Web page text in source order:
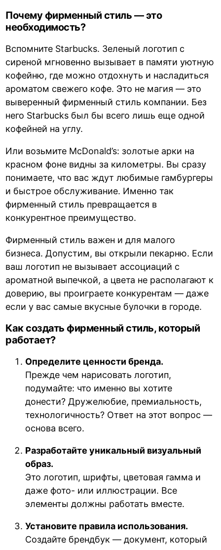
Почему фирменный стиль — это
необходимость?
Вспомните Starbucks. Зеленый логотип с
сиреной мгновенно вызывает в памяти уютную
кофейню, где можно отдохнуть и насладиться
ароматом свежего кофе. Это не магия — это
выверенный фирменный стиль компании. Без
него Starbucks был бы всего лишь еще одной
кофейней на углу.
Или возьмите McDonald’s: золотые арки на
красном фоне видны за километры. Вы сразу
понимаете, что вас ждут любимые гамбургеры
и быстрое обслуживание. Именно так
фирменный стиль превращается в
конкурентное преимущество.
Фирменный стиль важен и для малого
бизнеса. Допустим, вы открыли пекарню. Если
ваш логотип не вызывает ассоциаций с
ароматной выпечкой, а цвета не располагают к
доверию, вы проиграете конкурентам — даже
если у вас самые вкусные булочки в городе.
Как создать фирменный стиль, который
работает?
Определите ценности бренда.
Прежде чем нарисовать логотип,
подумайте: что именно вы хотите
донести? Дружелюбие, премиальность,
технологичность? Ответ на этот вопрос —
основа всего.
Разработайте уникальный визуальный
образ.
Это логотип, шрифты, цветовая гамма и
даже фото- или иллюстрации. Все
элементы должны работать вместе.
Установите правила использования.
Создайте брендбук — документ, который